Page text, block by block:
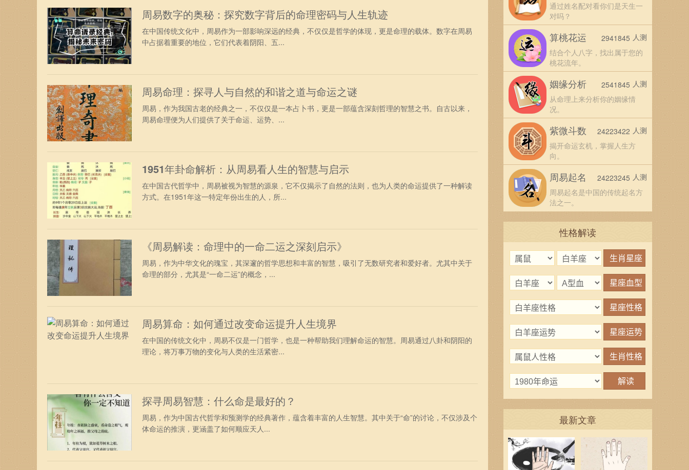
周易数字的奥秘：探究数字背后的命理密码与人生轨迹
在中国传统文化中，周易作为一部影响深远的经典，不仅仅是哲学的体现，更是命理的载体。数字在周易
中占据着重要的地位，它们代表着阴阳、五...
周易命理：探寻人与自然的和谐之道与命运之谜
周易，作为我国古老的经典之一，不仅仅是一本占卜书，更是一部蕴含深刻哲理的智慧之书。自古以来，
周易命理便为人们提供了关于命运、运势、...
1951年卦命解析：从周易看人生的智慧与启示
在中国古代哲学中，周易被视为智慧的源泉，它不仅揭示了自然的法则，也为人类的命运提供了一种解读
方式。在1951年这一特定年份出生的人，所...
《周易解读：命理中的一命二运之深刻启示》
周易，作为中华文化的瑰宝，其深邃的哲学思想和丰富的智慧，吸引了无数研究者和爱好者。尤其中关于
命理的部分，尤其是“一命二运”的概念，...
周易算命：如何通过改变命运提升人生境界
在中国的传统文化中，周易不仅是一门哲学，也是一种帮助我们理解命运的智慧。周易通过八卦和阴阳的
理论，将万事万物的变化与人类的生活紧密...
探寻周易智慧：什么命是最好的？
周易，作为中国古代哲学和预测学的经典著作，蕴含着丰富的人生智慧。其中关于“命”的讨论，不仅涉及个
体命运的推演，更涵盖了如何顺应天人...
通过姓名配对看你们是天生一
对吗？
算桃花运
结合个人八字，找出属于您的
桃花流年。
2941845 人测
姻缘分析
从命理上来分析你的姻缘情
况。
2541845 人测
紫微斗数
揭开命运玄机，掌握人生方
向。
24223422 人测
周易起名
周易起名是中国的传统起名方
法之一。
24223245 人测
性格解读
最新文章